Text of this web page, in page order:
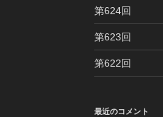
第624回
第623回
第622回
最近のコメント